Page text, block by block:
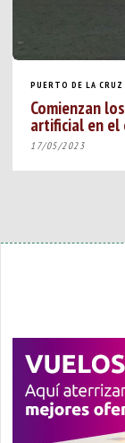
PUERTO DE LA CRUZ
Comienzan
artificial en el
17/05/2023